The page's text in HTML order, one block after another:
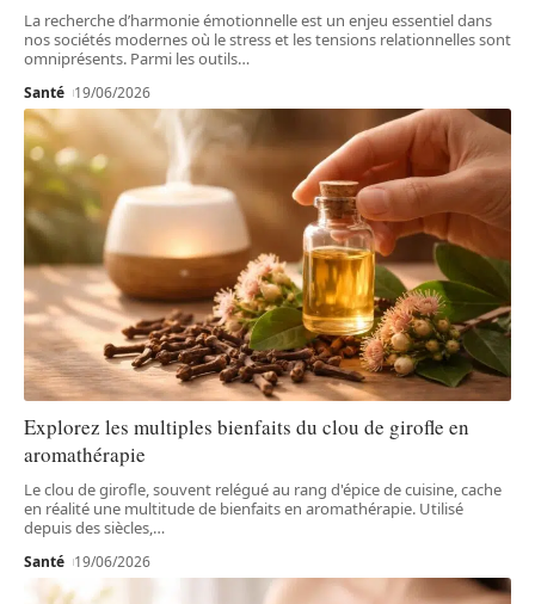
La recherche d’harmonie émotionnelle est un enjeu essentiel dans
nos sociétés modernes où le stress et les tensions relationnelles sont
omniprésents. Parmi les outils…
Santé 19/06/2026
Explorez les multiples bienfaits du clou de girofle en
aromathérapie
Le clou de girofle, souvent relégué au rang d'épice de cuisine, cache
en réalité une multitude de bienfaits en aromathérapie. Utilisé
depuis des siècles,…
Santé 19/06/2026